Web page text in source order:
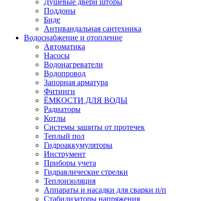
Душевые двери шторы
Поддоны
Биде
Антивандальная сантехника
Водоснабжение и отопление
Автоматика
Насосы
Водонагреватели
Водопровод
Запорная арматура
Фитинги
ЁМКОСТИ ДЛЯ ВОДЫ
Радиаторы
Котлы
Системы защиты от протечек
Теплый пол
Гидроаккумуляторы
Инструмент
Приборы учета
Гидравлические стрелки
Теплоизоляция
Аппараты и насадки для сварки п/п
Стабилизаторы напряжения